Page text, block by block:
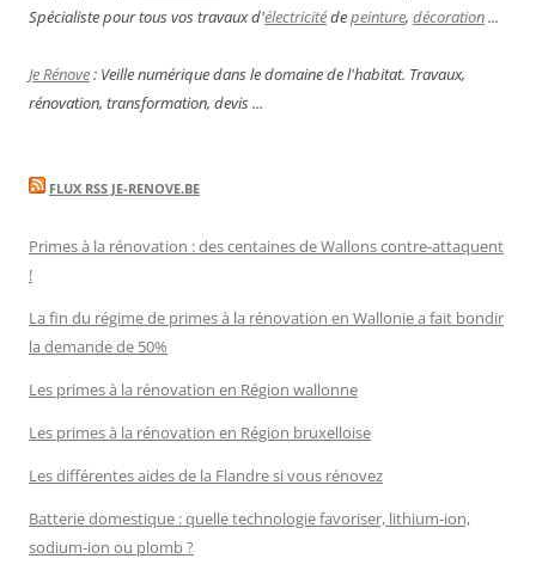
Spécialiste pour tous vos travaux d'électricitédepeinture, décoration...
Je Rénove: Veille numérique dans le domaine de l'habitat. Travaux,
rénovation, transformation, devis ...
FLUX RSS JE-RENOVE.BE
Primes à la rénovation : des centaines de Wallons contre-attaquent
!
La fin du régime de primes à la rénovation en Wallonie a fait bondir
la demande de 50%
Les primes à la rénovation en Région wallonne
Les primes à la rénovation en Région bruxelloise
Les différentes aides de la Flandre si vous rénovez
Batterie domestique : quelle technologie favoriser, lithium-ion,
sodium-ion ou plomb ?